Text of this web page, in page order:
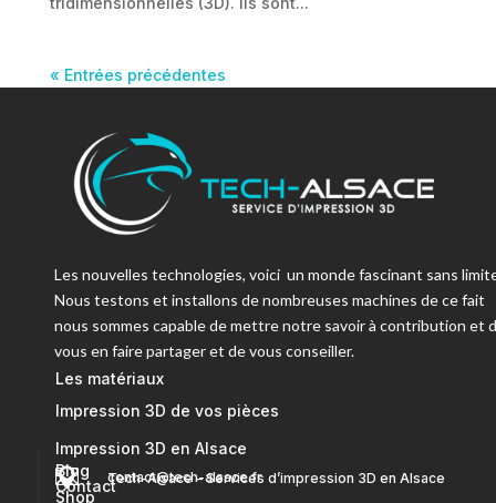
« Entrées précédentes
Les nouvelles technologies, voici un monde fascinant sans
Nous testons et installons de nombreuses machines de ce fait
nous sommes capable de mettre notre savoir à contribution et
vous en faire partager et de vous conseiller.
Les matériaux
Impression 3D de vos pièces
Impression 3D en Alsace
Contact
Blog
Shop
 contact@tech-alsace.fr
 Tech-Alsace – Services d’impression 3D en Alsace